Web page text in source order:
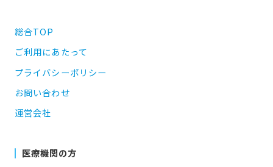
総合TOP
ご利用にあたって
プライバシーポリシー
お問い合わせ
運営会社
医療機関の方